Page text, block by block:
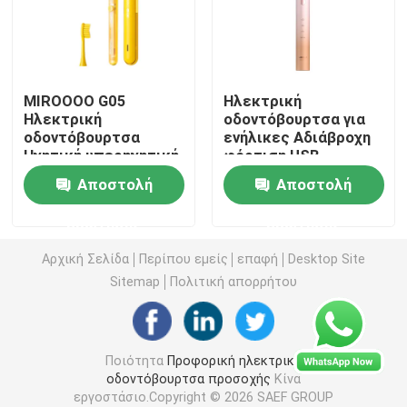
επανακαταλογηστέα ηλεκτρική οδοντόβουρτσα
Ενήλικη ηλεκτρική οδοντόβουρτσα
Ηλεκτρική οδοντόβουρτσα παιδιών
Έξυπνη ηλεκτρική οδοντόβουρτσα
MIROOOO G05
Ηλεκτρική
οδοντόβουρτσα
Ηχητική υπερηχητική
επαναφορτιζόμενη
για καθαρισμό του
στόματος ενηλίκων
Αποστολή
Ηλεκτρική
οδοντόβουρτσα για
ενήλικες Αδιάβροχη
φόρτιση USB
επαναφορτιζόμενη
IPX7 ισχυρή με θήκη
μεταφοράς
Αποστολή
Αρχική Σελίδα Περίπου εμείς επαφή
Desktop Site
Sitemap
Πολιτική απορρήτου
Ποιότητα Προφορική ηλεκτρική
οδοντόβουρτσα προσοχής Κίνα
εργοστάσιο.Copyright © 2026 SAEF GROUP